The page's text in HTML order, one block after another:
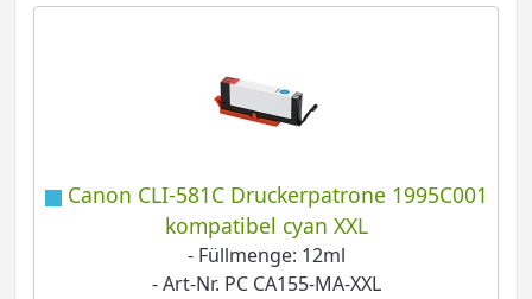
Canon CLI-581C Druckerpatrone 1995C001
kompatibel cyan XXL
- Füllmenge: 12ml
- Art-Nr. PC CA155-MA-XXL